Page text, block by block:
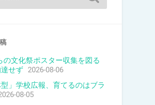
の文化祭ポスター収集を図る
せず 2026-08-06
型」学校広報、育てるのはブラ
08-05